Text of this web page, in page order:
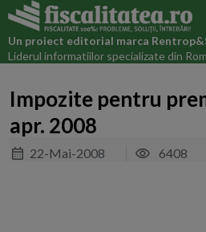
Un proiect editorial marca
Liderul informatiilor specializate din
Impozite pentru
apr. 2008
22-Mai-2008 6408